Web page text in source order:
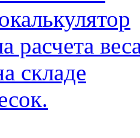
расчета
складе